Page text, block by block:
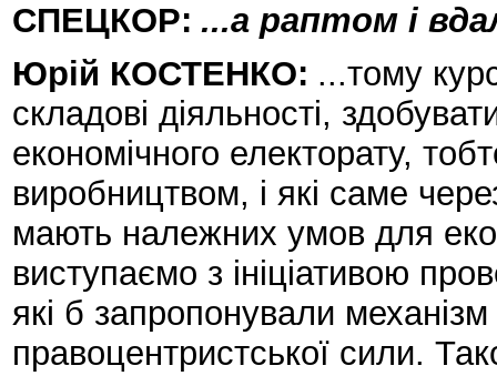
СПЕЦКОР: ...а раптом і
Юрій КОСТЕНКО: ...тому
складові діяльності,
економічного електорату,
виробництвом, і які саме
мають належних умов для
виступаємо з ініціативою
які б запропонували
правоцентристської сили.